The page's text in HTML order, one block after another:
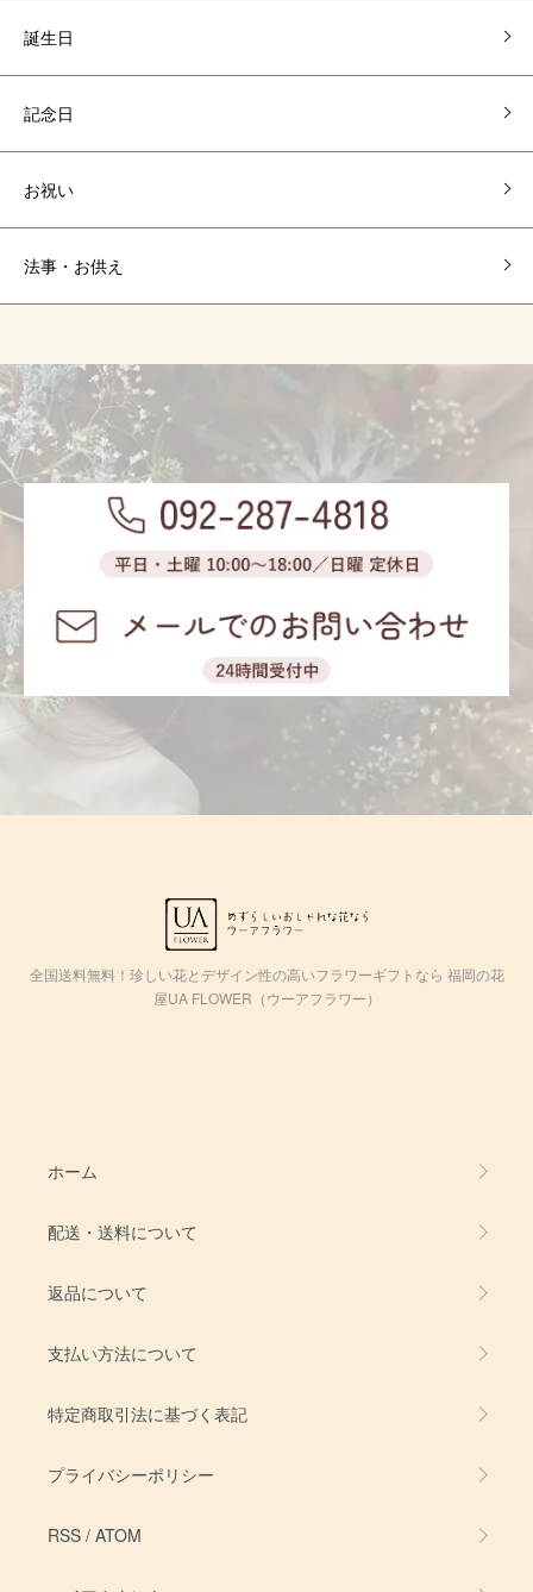
誕生日
記念日
お祝い
法事・お供え
全国送料無料！珍しい花とデザイン性の高いフラワーギフトなら 福岡の花
屋UA FLOWER（ウーアフラワー）
ホーム
配送・送料について
返品について
支払い方法について
特定商取引法に基づく表記
プライバシーポリシー
RSS / ATOM